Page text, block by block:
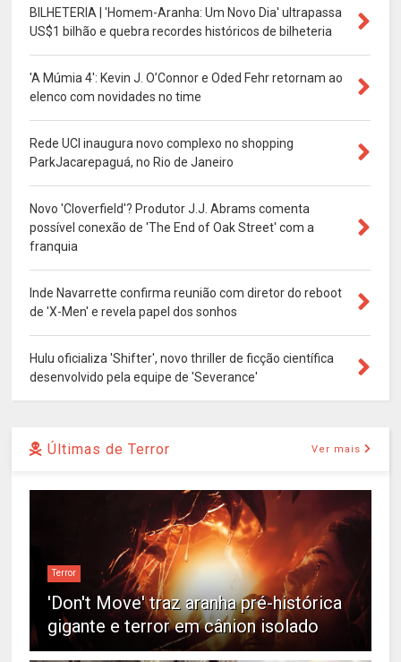
BILHETERIA | 'Homem-Aranha: Um Novo Dia' ultrapassa
US$1 bilhão e quebra recordes históricos de bilheteria
'A Múmia 4': Kevin J. O’Connor e Oded Fehr retornam ao
elenco com novidades no time
Rede UCI inaugura novo complexo no shopping
ParkJacarepaguá, no Rio de Janeiro
Novo 'Cloverfield'? Produtor J.J. Abrams comenta
possível conexão de 'The End of Oak Street' com a
franquia
Inde Navarrette confirma reunião com diretor do reboot
de 'X-Men' e revela papel dos sonhos
Hulu oficializa 'Shifter', novo thriller de ficção científica
desenvolvido pela equipe de 'Severance'
Últimas de Terror Ver mais
Terror
'Don't Move' traz aranha pré-histórica
gigante e terror em cânion isolado